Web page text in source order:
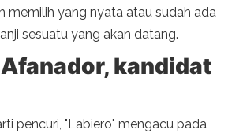
memilih yang nyata atau sudah ada
sesuatu yang akan datang.
kandidat
pencuri, "Labiero" mengacu pada